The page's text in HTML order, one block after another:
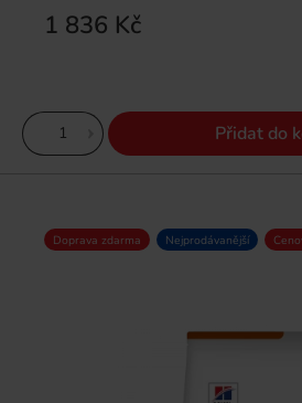
1 836 Kč
Přidat do
Doprava zdarma Nejprodávanější